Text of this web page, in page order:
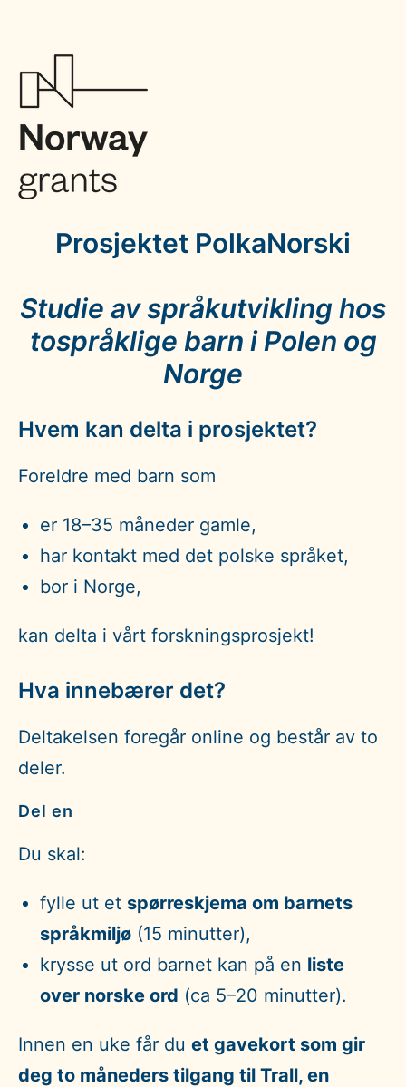
content
Forms
Prosjektet PolkaNorski
Studie av språkutvikling hos
tospråklige barn i Polen og
Norge
Hvem kan delta i prosjektet?
Foreldre med barn som
er 18–35 måneder gamle,
har kontakt med det polske språket,
bor i Norge,
kan delta i vårt forskningsprosjekt!
Hva innebærer det?
Deltakelsen foregår online og består av to
deler.
Del en
Du skal:
fylle ut et spørreskjema om barnets
språkmiljø (15 minutter),
krysse ut ord barnet kan på en liste
over norske ord (ca 5–20 minutter).
Innen en uke får du et gavekort som gir
deg to måneders tilgang til Trall, en